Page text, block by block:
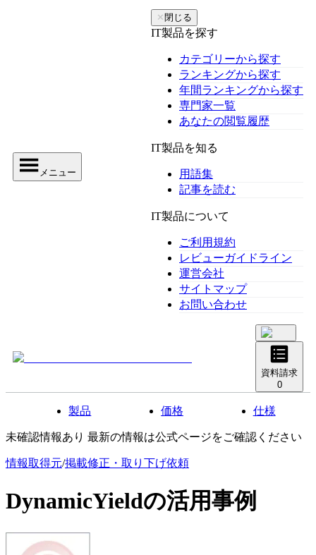
メニュー
✕ 閉じる
IT製品を探す
カテゴリーから探す
ランキングから探す
年間ランキングから探す
専門家一覧
あなたの閲覧履歴
IT製品を知る
用語集
記事を読む
IT製品について
ご利用規約
レビューガイドライン
運営会社
サイトマップ
お問い合わせ
資料請求
0
製品 価格 仕様
未確認情報あり 最新の情報は公式ページをご確認ください
情報取得元/掲載修正・取り下げ依頼
DynamicYieldの活用事例